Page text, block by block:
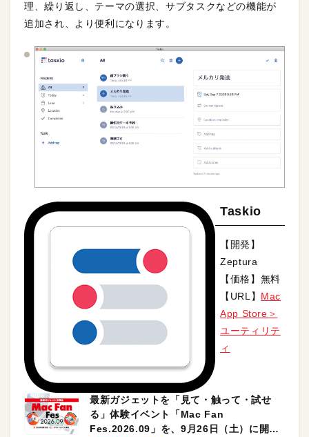
理、繰り返し、テーマの選択、サブタスクなどの機能が
追加され、より便利になります。
Taskio
【開発】
Zeptura
【価格】無料
【URL】 Mac
App Store＞
ユーティリテ
ィ
最新ガジェットを「見て・触って・試せ
る」体験イベント「Mac Fan
Fes.2026.09」を、9月26日（土）に開催